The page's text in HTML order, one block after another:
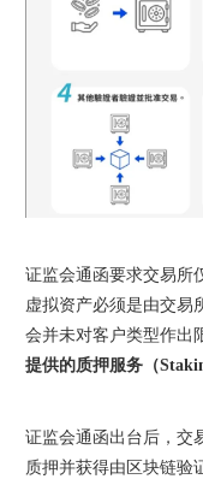
证监会通函要求交易所
虚拟资产必须是由交易
会并未对客户类型作出
提供的质押服务（
证监会通函出台后，交
质押并获得由区块链验